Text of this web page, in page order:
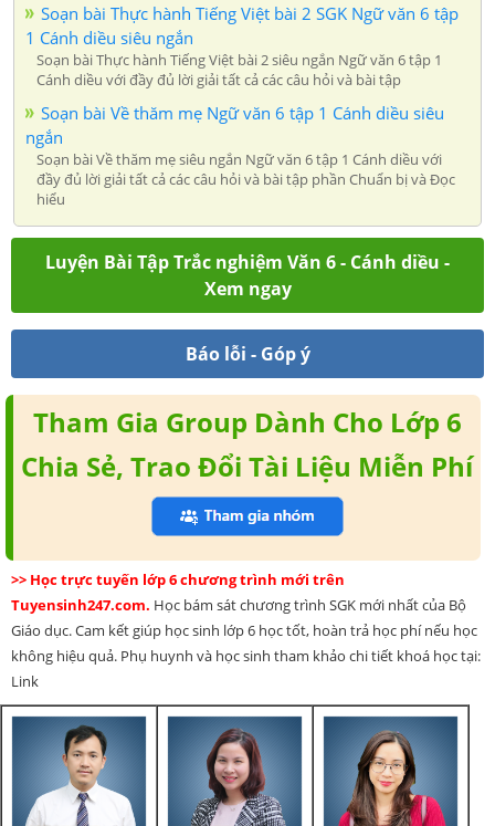
Soạn bài Thực hành Tiếng Việt bài 2 SGK Ngữ văn 6 tập
1 Cánh diều siêu ngắn
Soạn bài Thực hành Tiếng Việt bài 2 siêu ngắn Ngữ văn 6 tập 1
Cánh diều với đầy đủ lời giải tất cả các câu hỏi và bài tập
Soạn bài Về thăm mẹ Ngữ văn 6 tập 1 Cánh diều siêu
ngắn
Soạn bài Về thăm mẹ siêu ngắn Ngữ văn 6 tập 1 Cánh diều với
đầy đủ lời giải tất cả các câu hỏi và bài tập phần Chuẩn bị và Đọc
hiểu
Luyện Bài Tập Trắc nghiệm Văn 6 - Cánh diều -
Xem ngay
Báo lỗi - Góp ý
Tham Gia Group Dành Cho Lớp 6
Chia Sẻ, Trao Đổi Tài Liệu Miễn Phí
>> Học trực tuyến lớp 6 chương trình mới trên
Tuyensinh247.com. Học bám sát chương trình SGK mới nhất của Bộ
Giáo dục. Cam kết giúp học sinh lớp 6 học tốt, hoàn trả học phí nếu học
không hiệu quả. Phụ huynh và học sinh tham khảo chi tiết khoá học tại:
Link